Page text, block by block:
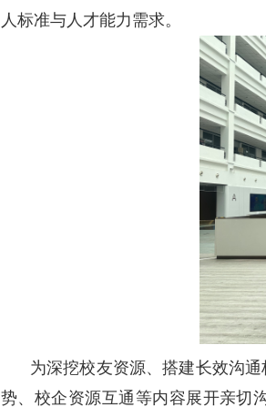
人标准与人才能力需求。
为深挖校友资源、搭建长效沟
势、校企资源互通等内容展开亲切